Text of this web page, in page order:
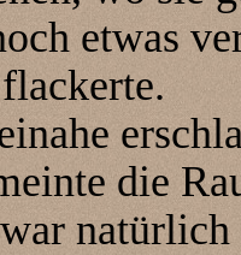
etwas
die